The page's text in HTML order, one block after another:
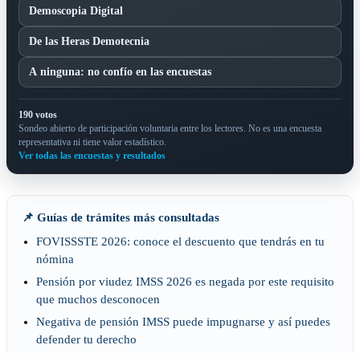
Demoscopia Digital
De las Heras Demotecnia
A ninguna: no confío en las encuestas
190 votos
Sondeo abierto de participación voluntaria entre los lectores. No es una encuesta
representativa ni tiene valor estadístico.
Ver todas las encuestas y resultados
📌 Guías de trámites más consultadas
FOVISSSTE 2026: conoce el descuento que tendrás en tu
nómina
Pensión por viudez IMSS 2026 es negada por este requisito
que muchos desconocen
Negativa de pensión IMSS puede impugnarse y así puedes
defender tu derecho